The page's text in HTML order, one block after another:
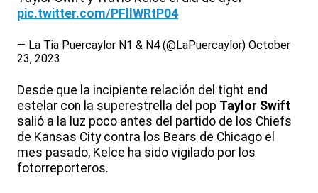
pic.twitter.com/PFllWRtP04
— La Tia Puercaylor N1 & N4 (@LaPuercaylor) October
23, 2023
Desde que la incipiente relación del tight end
estelar con la superestrella del pop Taylor Swift
salió a la luz poco antes del partido de los Chiefs
de Kansas City contra los Bears de Chicago el
mes pasado, Kelce ha sido vigilado por los
fotorreporteros.